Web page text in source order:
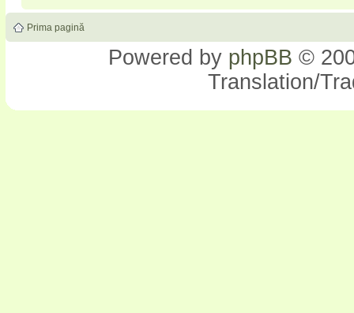
Prima pagină
Powered by phpBB ©
Translation/